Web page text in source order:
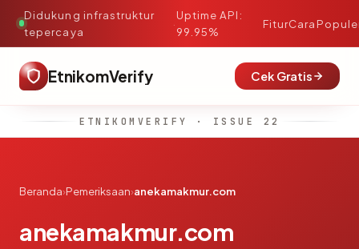
Didukung infrastruktur
tepercaya
·
Uptime API:
99.95%
FiturCara
EtnikomVerify Cek Gratis
ETNIKOMVERIFY · ISSUE 22
Beranda›Pemeriksaan›anekamakmur.com
anekamakmur.com